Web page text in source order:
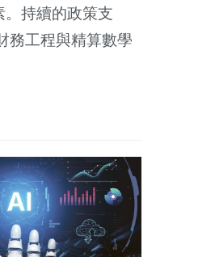
持續的政策支
務工程與精算數學